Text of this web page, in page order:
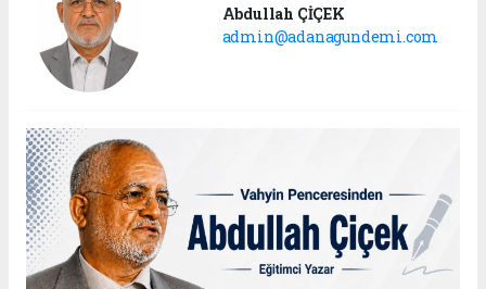
Abdullah ÇİÇEK
admin@adanagundemi.com